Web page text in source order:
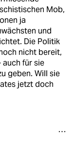
Mob,
ja
und
Die Politik
nicht bereit,
für sie
geben. Will sie
jetzt doch